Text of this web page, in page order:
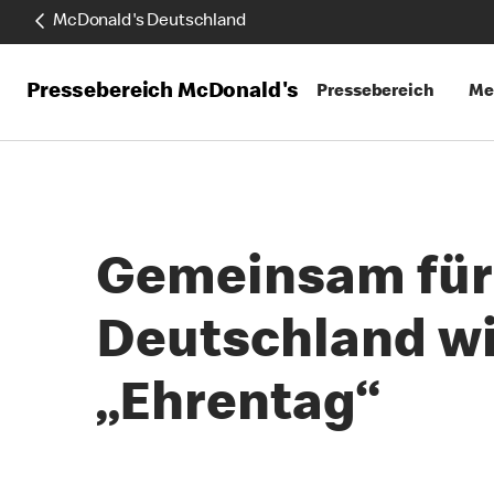
McDonald's Deutschland
Pressebereich McDonald's Pressebereich
Gemeinsam
Deutschland
„Ehrentag“